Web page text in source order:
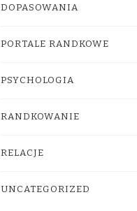
DOPASOWANIA
PORTALE RANDKOWE
PSYCHOLOGIA
RANDKOWANIE
RELACJE
UNCATEGORIZED